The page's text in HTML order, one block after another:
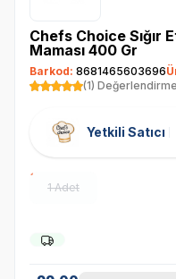
Chefs Choice Sığır
Maması 400 Gr
Barkod: 8681465603696
(1) Değerlendirme
Yetkili Satıcı
1 Adet